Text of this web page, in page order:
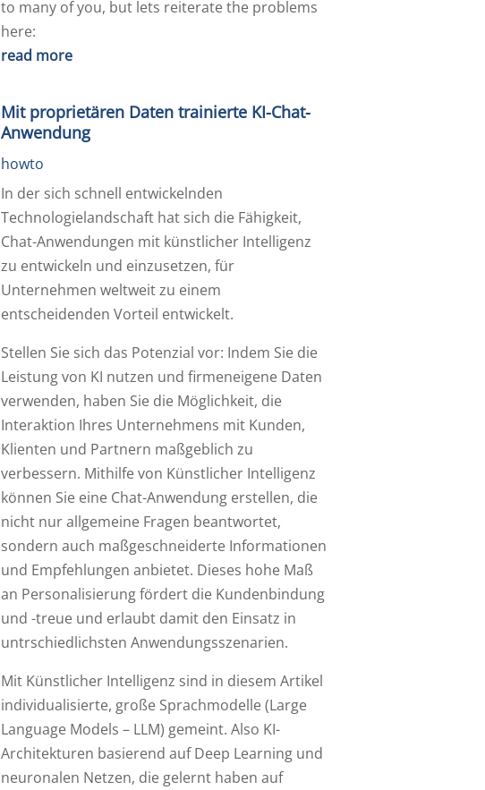
to many of you, but lets reiterate the problems
here:
read more
Mit proprietären Daten trainierte KI-Chat-
Anwendung
howto
In der sich schnell entwickelnden
Technologielandschaft hat sich die Fähigkeit,
Chat-Anwendungen mit künstlicher Intelligenz
zu entwickeln und einzusetzen, für
Unternehmen weltweit zu einem
entscheidenden Vorteil entwickelt.
Stellen Sie sich das Potenzial vor: Indem Sie die
Leistung von KI nutzen und firmeneigene Daten
verwenden, haben Sie die Möglichkeit, die
Interaktion Ihres Unternehmens mit Kunden,
Klienten und Partnern maßgeblich zu
verbessern. Mithilfe von Künstlicher Intelligenz
können Sie eine Chat-Anwendung erstellen, die
nicht nur allgemeine Fragen beantwortet,
sondern auch maßgeschneiderte Informationen
und Empfehlungen anbietet. Dieses hohe Maß
an Personalisierung fördert die Kundenbindung
und -treue und erlaubt damit den Einsatz in
untrschiedlichsten Anwendungsszenarien.
Mit Künstlicher Intelligenz sind in diesem Artikel
individualisierte, große Sprachmodelle (Large
Language Models – LLM) gemeint. Also KI-
Architekturen basierend auf Deep Learning und
neuronalen Netzen, die gelernt haben auf